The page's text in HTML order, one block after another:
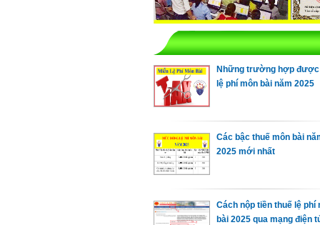
Những trường hợp được
lệ phí môn bài năm 2025
Các bậc thuế môn bài
2025 mới nhất
Cách nộp tiền thuế lệ phí
bài 2025 qua mạng điện